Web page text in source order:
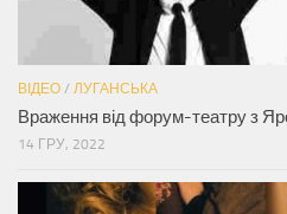
ВІДЕО / ЛУГАНСЬКА
Враження від форум-театру з
14 ГРУ, 2022